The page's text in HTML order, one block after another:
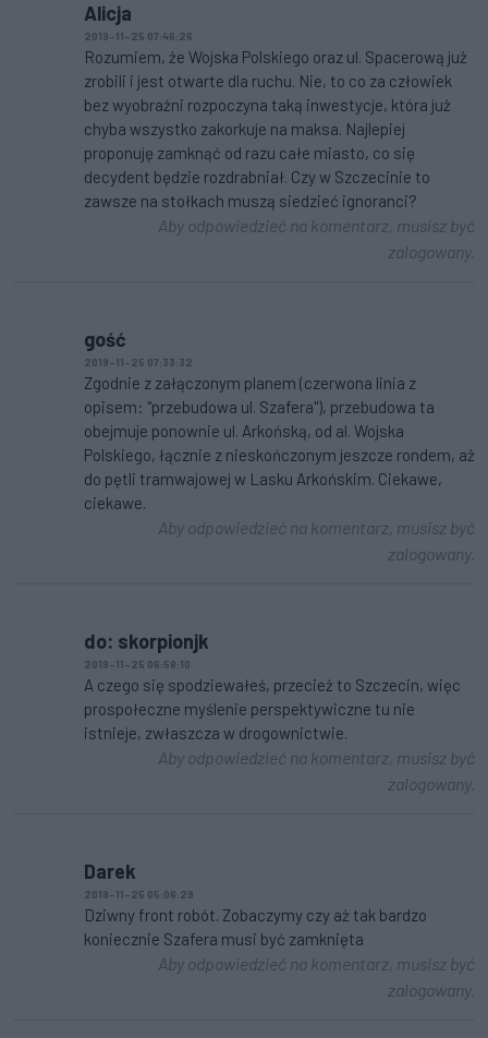
Alicja
2019-11-25 07:46:26
Rozumiem, że Wojska Polskiego oraz ul. Spacerową już
zrobili i jest otwarte dla ruchu. Nie, to co za człowiek
bez wyobraźni rozpoczyna taką inwestycje, która już
chyba wszystko zakorkuje na maksa. Najlepiej
proponuję zamknąć od razu całe miasto, co się
decydent będzie rozdrabniał. Czy w Szczecinie to
zawsze na stołkach muszą siedzieć ignoranci?
Aby odpowiedzieć na komentarz, musisz być
zalogowany.
gość
2019-11-25 07:33:32
Zgodnie z załączonym planem (czerwona linia z
opisem: "przebudowa ul. Szafera"), przebudowa ta
obejmuje ponownie ul. Arkońską, od al. Wojska
Polskiego, łącznie z nieskończonym jeszcze rondem, aż
do pętli tramwajowej w Lasku Arkońskim. Ciekawe,
ciekawe.
Aby odpowiedzieć na komentarz, musisz być
zalogowany.
do: skorpionjk
2019-11-25 06:58:10
A czego się spodziewałeś, przecież to Szczecin, więc
prospołeczne myślenie perspektywiczne tu nie
istnieje, zwłaszcza w drogownictwie.
Aby odpowiedzieć na komentarz, musisz być
zalogowany.
Darek
2019-11-25 05:06:29
Dziwny front robót. Zobaczymy czy aż tak bardzo
koniecznie Szafera musi być zamknięta
Aby odpowiedzieć na komentarz, musisz być
zalogowany.